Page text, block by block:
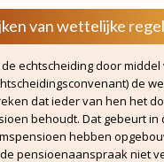
van wettelijke
echtscheiding door middel
de
dat ieder van hen het
behoudt. Dat gebeurt in
hebben
pensioenaanspraak niet